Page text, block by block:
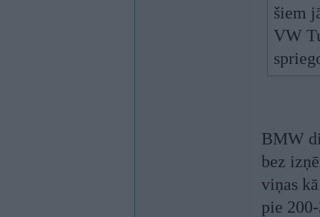
šiem
VW
BMW
bez
viņas
pie